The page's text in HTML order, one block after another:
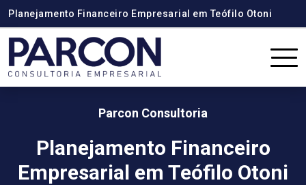
Planejamento Financeiro Empresarial em Teófilo Otoni
Parcon Consultoria
Planejamento Financeiro
Empresarial em Teófilo Otoni